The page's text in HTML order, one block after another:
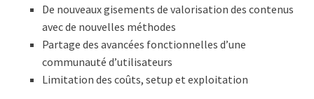
De nouveaux gisements de valorisation des contenus
avec de nouvelles méthodes
Partage des avancées fonctionnelles d’une
communauté d’utilisateurs
Limitation des coûts, setup et exploitation